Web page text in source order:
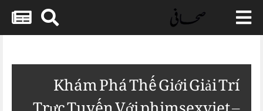
Skip
Khám Phá Thế Giới Giải Trí